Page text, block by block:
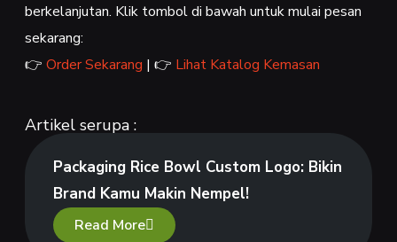
berkelanjutan. Klik tombol di bawah untuk mulai pesan
sekarang:
👉 Order Sekarang | 👉 Lihat Katalog Kemasan
Artikel serupa :
Packaging Rice Bowl Custom Logo: Bikin
Brand Kamu Makin Nempel!
Read More